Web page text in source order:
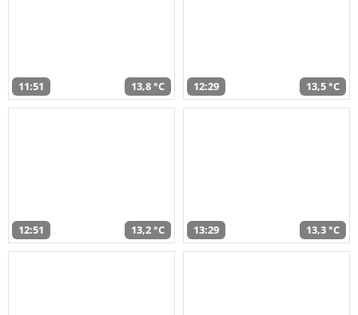
11:51 13,8 °C 12:29 13,5 °C
12:51 13,2 °C 13:29 13,3 °C